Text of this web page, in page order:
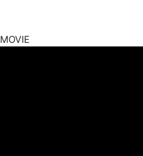
MOVIE